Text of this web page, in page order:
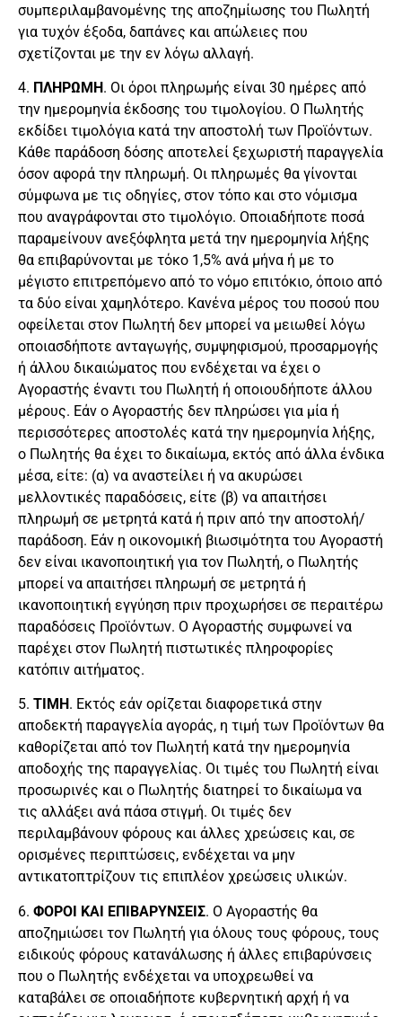
συμπεριλαμβανομένης της αποζημίωσης του Πωλητή
για τυχόν έξοδα, δαπάνες και απώλειες που
σχετίζονται με την εν λόγω αλλαγή.
4. ΠΛΗΡΩΜΗ. Οι όροι πληρωμής είναι 30 ημέρες από
την ημερομηνία έκδοσης του τιμολογίου. Ο Πωλητής
εκδίδει τιμολόγια κατά την αποστολή των Προϊόντων.
Κάθε παράδοση δόσης αποτελεί ξεχωριστή παραγγελία
όσον αφορά την πληρωμή. Οι πληρωμές θα γίνονται
σύμφωνα με τις οδηγίες, στον τόπο και στο νόμισμα
που αναγράφονται στο τιμολόγιο. Οποιαδήποτε ποσά
παραμείνουν ανεξόφλητα μετά την ημερομηνία λήξης
θα επιβαρύνονται με τόκο 1,5% ανά μήνα ή με το
μέγιστο επιτρεπόμενο από το νόμο επιτόκιο, όποιο από
τα δύο είναι χαμηλότερο. Κανένα μέρος του ποσού που
οφείλεται στον Πωλητή δεν μπορεί να μειωθεί λόγω
οποιασδήποτε ανταγωγής, συμψηφισμού, προσαρμογής
ή άλλου δικαιώματος που ενδέχεται να έχει ο
Αγοραστής έναντι του Πωλητή ή οποιουδήποτε άλλου
μέρους. Εάν ο Αγοραστής δεν πληρώσει για μία ή
περισσότερες αποστολές κατά την ημερομηνία λήξης,
ο Πωλητής θα έχει το δικαίωμα, εκτός από άλλα ένδικα
μέσα, είτε: (α) να αναστείλει ή να ακυρώσει
μελλοντικές παραδόσεις, είτε (β) να απαιτήσει
πληρωμή σε μετρητά κατά ή πριν από την αποστολή/
παράδοση. Εάν η οικονομική βιωσιμότητα του Αγοραστή
δεν είναι ικανοποιητική για τον Πωλητή, ο Πωλητής
μπορεί να απαιτήσει πληρωμή σε μετρητά ή
ικανοποιητική εγγύηση πριν προχωρήσει σε περαιτέρω
παραδόσεις Προϊόντων. Ο Αγοραστής συμφωνεί να
παρέχει στον Πωλητή πιστωτικές πληροφορίες
κατόπιν αιτήματος.
5. ΤΙΜΗ . Εκτός εάν ορίζεται διαφορετικά στην
αποδεκτή παραγγελία αγοράς, η τιμή των Προϊόντων θα
καθορίζεται από τον Πωλητή κατά την ημερομηνία
αποδοχής της παραγγελίας. Οι τιμές του Πωλητή είναι
προσωρινές και ο Πωλητής διατηρεί το δικαίωμα να
τις αλλάξει ανά πάσα στιγμή. Οι τιμές δεν
περιλαμβάνουν φόρους και άλλες χρεώσεις και, σε
ορισμένες περιπτώσεις, ενδέχεται να μην
αντικατοπτρίζουν τις επιπλέον χρεώσεις υλικών.
6. ΦΟΡΟΙ ΚΑΙ ΕΠΙΒΑΡΥΝΣΕΙΣ. Ο Αγοραστής θα
αποζημιώσει τον Πωλητή για όλους τους φόρους, τους
ειδικούς φόρους κατανάλωσης ή άλλες επιβαρύνσεις
που ο Πωλητής ενδέχεται να υποχρεωθεί να
καταβάλει σε οποιαδήποτε κυβερνητική αρχή ή να